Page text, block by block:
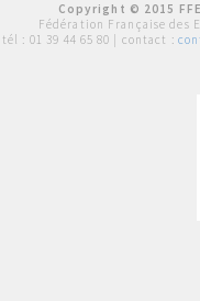
Copyright © 2015
Fédération Française des
tél : 01 39 44 65 80 | contact :